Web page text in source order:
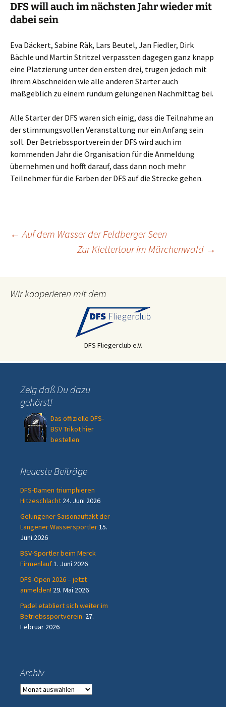
DFS will auch im nächsten Jahr wieder mit
dabei sein
Eva Däckert, Sabine Räk, Lars Beutel, Jan Fiedler, Dirk
Bächle und Martin Stritzel verpassten dagegen ganz knapp
eine Platzierung unter den ersten drei, trugen jedoch mit
ihrem Abschneiden wie alle anderen Starter auch
maßgeblich zu einem rundum gelungenen Nachmittag bei.
Alle Starter der DFS waren sich einig, dass die Teilnahme an
der stimmungsvollen Veranstaltung nur ein Anfang sein
soll. Der Betriebssportverein der DFS wird auch im
kommenden Jahr die Organisation für die Anmeldung
übernehmen und hofft darauf, dass dann noch mehr
Teilnehmer für die Farben der DFS auf die Strecke gehen.
Beitragsnavigation
← Auf dem Wasser der Feldberger Seen
Zur Klettertour im Märchenwald →
Wir kooperieren mit dem
DFS Fliegerclub e.V.
Zeig daß Du dazu
gehörst!
Das offizielle DFS-
BSV Trikot hier
bestellen
Neueste Beiträge
DFS-Damen triumphieren
Hitzeschlacht 24. Juni 2026
Gelungener Saisonauftakt der
Langener Wassersportler15.
Juni 2026
BSV-Sportler beim Merck
Firmenlauf1. Juni 2026
DFS-Open 2026 – jetzt
anmelden! 29. Mai 2026
Padel etabliert sich weiter im
Betriebssportverein 27.
Februar 2026
Archiv
Archiv